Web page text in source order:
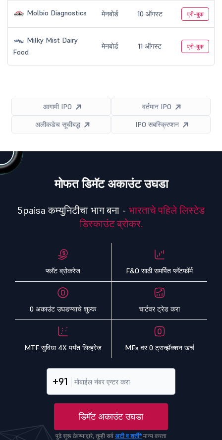
Molbio Diagnostics मेनबोर्ड 10 ऑगस्ट प्री-बुक
Milky Mist Dairy
Food
मेनबोर्ड 11 ऑगस्ट प्री-बुक
आगामी IPO
वर्तमान IPO
अलीकडेच सूचीबद्ध
IPO सबस्क्रिप्शन
मोफत डिमॅट अकाउंट उघडा
5paisa कम्युनिटीचा भाग बना - भारताचे पहिले लिस्टेड
डिस्काउंट ब्रोकर.
फ्लॅट ब्रोकरेज F&O साठी समर्पित प्लॅटफॉर्म
0 अकाउंट उघडण्याचे शुल्क चार्टवर ट्रेड करा
MTF सुविधा 4X पर्यंत लिव्हरेज MFs वर 0 ट्रान्झॅक्शन खर्च
+91
डिमॅट अकाउंट उघडा
पुढे सुरू ठेवण्याद्वारे, तुम्ही सर्व अटी व शर्ती*मान्य करता